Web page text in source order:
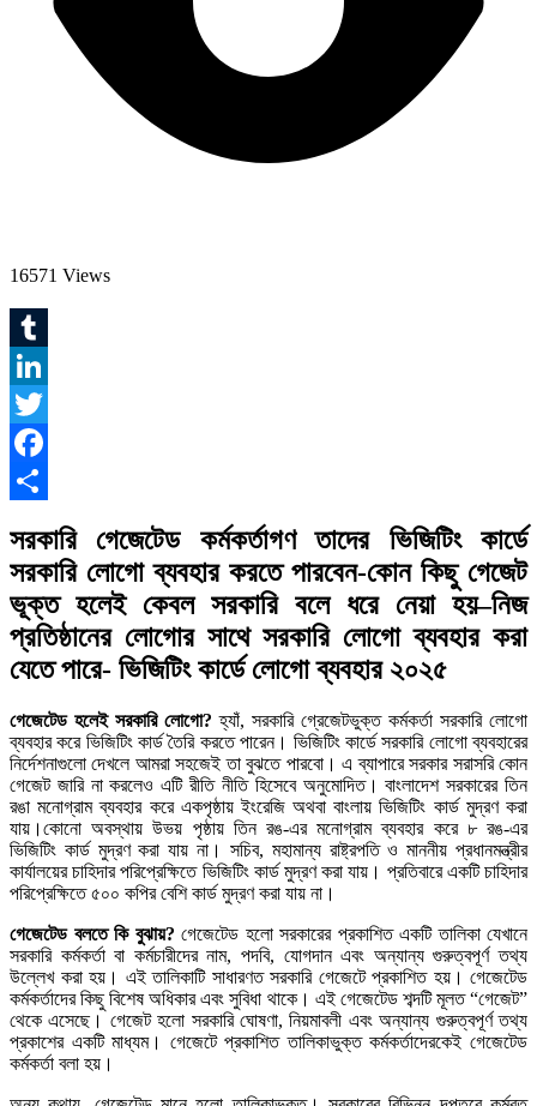
16571 Views
Tumblr
LinkedIn
Twitter
Facebook
সরকারি গেজেটেড কর্মকর্তাগণ তাদের ভিজিটিং কার্ডে
সরকারি লোগো ব্যবহার করতে পারবেন-কোন কিছু গেজেট
ভূক্ত হলেই কেবল সরকারি বলে ধরে নেয়া হয়–নিজ
প্রতিষ্ঠানের লোগোর সাথে সরকারি লোগো ব্যবহার করা
যেতে পারে- ভিজিটিং কার্ডে লোগো ব্যবহার ২০২৫
গেজেটেড হলেই সরকারি লোগো? হ্যাঁ, সরকারি গ্রেজেটভুক্ত কর্মকর্তা সরকারি লোগো
ব্যবহার করে ভিজিটিং কার্ড তৈরি করতে পারেন। ভিজিটিং কার্ডে সরকারি লোগো ব্যবহারের
নির্দেশনাগুলো দেখলে আমরা সহজেই তা বুঝতে পারবো। এ ব্যাপারে সরকার সরাসরি কোন
গেজেট জারি না করলেও এটি রীতি নীতি হিসেবে অনুমোদিত। বাংলাদেশ সরকারের তিন
রঙা মনোগ্রাম ব্যবহার করে একপৃষ্ঠায় ইংরেজি অথবা বাংলায় ভিজিটিং কার্ড মুদ্রণ করা
যায়।কোনো অবস্থায় উভয় পৃষ্ঠায় তিন রঙ-এর মনোগ্রাম ব্যবহার করে ৮ রঙ-এর
ভিজিটিং কার্ড মুদ্রণ করা যায় না। সচিব, মহামান্য রাষ্ট্রপতি ও মাননীয় প্রধানমন্ত্রীর
কার্যালয়ের চাহিদার পরিপ্রেক্ষিতে ভিজিটিং কার্ড মুদ্রণ করা যায়। প্রতিবারে একটি চাহিদার
পরিপ্রেক্ষিতে ৫০০ কপির বেশি কার্ড মুদ্রণ করা যায় না।
গেজেটেড বলতে কি বুঝায়? গেজেটেড হলো সরকারের প্রকাশিত একটি তালিকা যেখানে
সরকারি কর্মকর্তা বা কর্মচারীদের নাম, পদবি, যোগদান এবং অন্যান্য গুরুত্বপূর্ণ তথ্য
উল্লেখ করা হয়। এই তালিকাটি সাধারণত সরকারি গেজেটে প্রকাশিত হয়। গেজেটেড
কর্মকর্তাদের কিছু বিশেষ অধিকার এবং সুবিধা থাকে। এই গেজেটেড শব্দটি মূলত “গেজেট”
থেকে এসেছে। গেজেট হলো সরকারি ঘোষণা, নিয়মাবলী এবং অন্যান্য গুরুত্বপূর্ণ তথ্য
প্রকাশের একটি মাধ্যম। গেজেটে প্রকাশিত তালিকাভুক্ত কর্মকর্তাদেরকেই গেজেটেড
কর্মকর্তা বলা হয়।